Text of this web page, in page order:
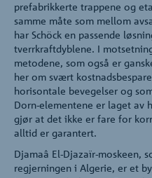
prefabrikkerte trappene og
samme måte som mellom
har Schöck en passende
tverrkraftdyblene. I
metodene, som også er
her om svært
horisontale bevegelser og
Dorn-elementene er laget av
gjør at det ikke er fare for
alltid er garantert.
Djamaâ El-Djazaïr-moskeen,
regjerningen i Algerie, er et